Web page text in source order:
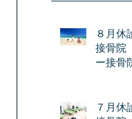
８月休
接骨院
ー接骨
７月休